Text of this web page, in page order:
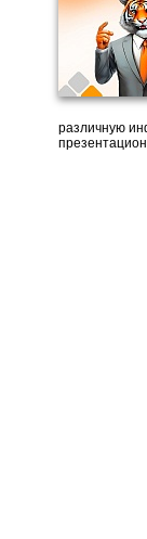
различную